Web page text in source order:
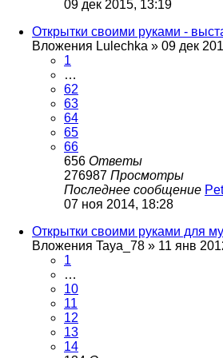
09 дек 2015, 13:19
Открытки своими руками -
Вложения Lulechka » 09 дек
1
…
62
63
64
65
66
656 Ответы
276987 Просмотры
Последнее сообщение
07 ноя 2014, 18:28
Открытки своими руками для
Вложения Taya_78 » 11 янв
1
…
10
11
12
13
14